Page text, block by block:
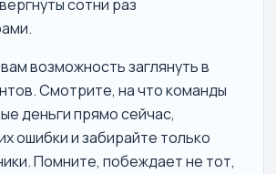
сотни раз
возможность заглянуть в
Смотрите, на что команды
деньги прямо сейчас,
ошибки и забирайте только
Помните, побеждает не тот,